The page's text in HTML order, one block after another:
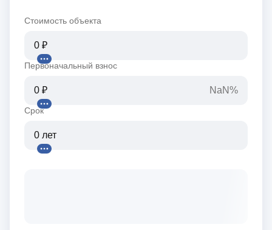
Стоимость объекта
Первоначальный взнос
NaN%
Срок